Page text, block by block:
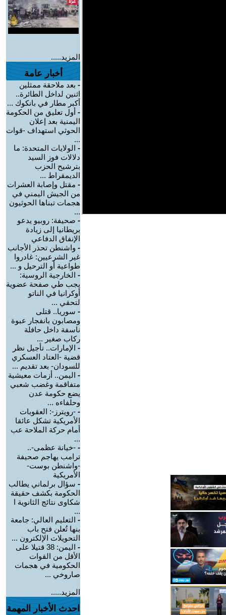
المزيد.....
أخبار عامة
- بعد ملاحقة ممثلين
اثنين لداخل الطائرة..
أكبر مطار في بانكوك ...
- أول تعليق من الحكومة
اليمنية بعد إعلان
الحوثي استهداف -قوات
...
- الولايات المتحدة: ما
دلالات فوز السيد
بترشيح الحزب
الديمقراط ...
- مقتل وإصابة العشرات
من الجيش اليمني في
هجمات تبناها الحوثيون
...
- صحيفة: روبيو يدعو
بريطانيا إلى زيادة
الإنفاق الدفاعي
- واشنطن تحذر الأجانب
غير الشرعيين: غادروا
طواعية أو الترحيل و ...
- الخارجية الروسية:
يجب طي صفحة عضوية
أوكرانيا في الناتو
لتحقي ...
- سوريا.. قتلى
ومصابون بانفجار عبوة
ناسفة داخل حافلة
ركاب صغير ...
- الإمارات.. تأجيل نظر
قضية -العتاد العسكري
للسودان- بعد تقديم ...
- اليمن.. أزمات معيشية
متفاقمة وغضب شعبي
يضع حكومة عدن
وحلفاءه ...
- -رويترز-: العقوبات
الأمريكية تشكل عائقا
أمام حركة الملاحة عب
...
- -خيانة عظمى-..
ترامب يهاجم صحيفة
-واشنطن بوست-
الأمريكية
- سؤال برلماني يطالب
الحكومة بكشف حقيقة
شكاوى نتائج الثانوية ا
...
- التعليم العالي: جامعة
بنها تُعلن فتح باب
التحويلات الإلكترون ...
-
اليمن: 38 قتيلا على
الأقل من القوات
الحكومية في هجمات
صاروخي ...
المزيد.....
احدث الأخبار المهمة